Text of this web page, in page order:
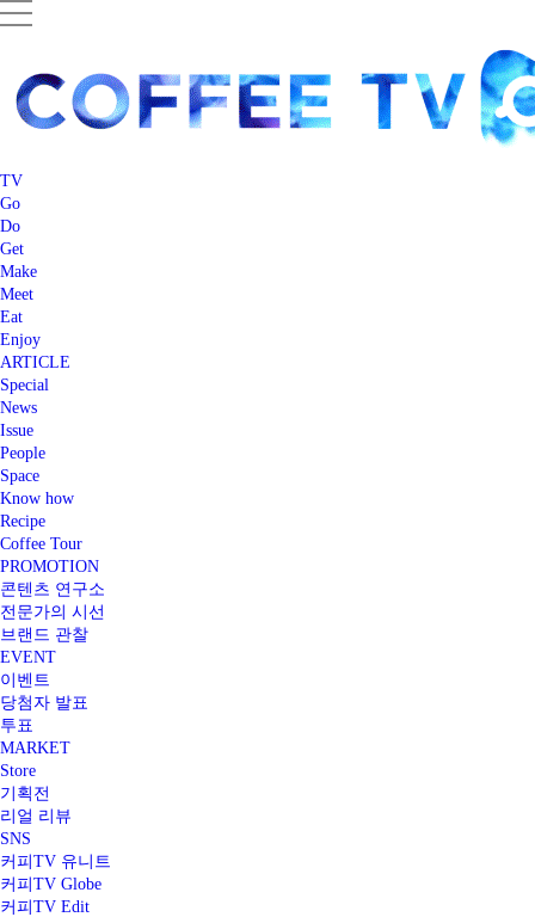
TV
Go
Do
Get
Make
Meet
Eat
Enjoy
ARTICLE
Special
News
Issue
People
Space
Know how
Recipe
Coffee Tour
PROMOTION
콘텐츠 연구소
전문가의 시선
브랜드 관찰
EVENT
이벤트
당첨자 발표
투표
MARKET
Store
기획전
리얼 리뷰
SNS
커피TV 유니트
커피TV Globe
커피TV Edit